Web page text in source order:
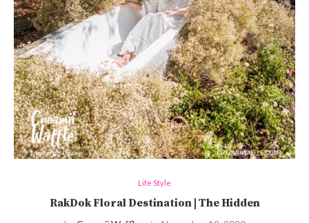
Life Style
RakDok Floral Destination | The Hidden